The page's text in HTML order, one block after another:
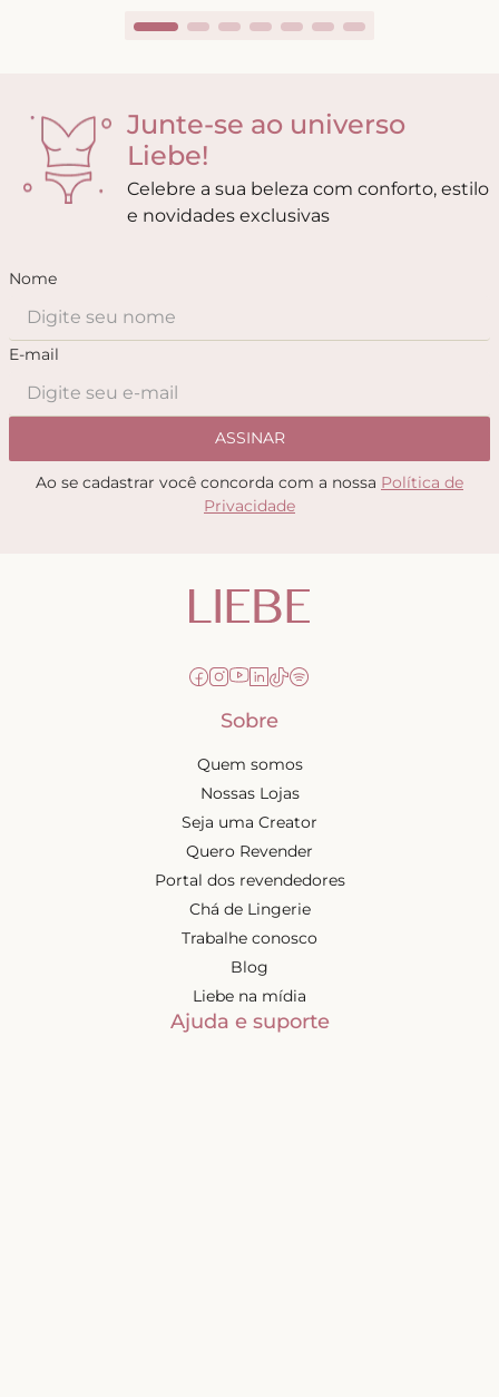
Junte-se ao universo
Liebe!
Celebre a sua beleza com conforto, estilo
e novidades exclusivas
Nome
E-mail
ASSINAR
Ao se cadastrar você concorda com a nossa Política de
Privacidade
Sobre
Quem somos
Nossas Lojas
Seja uma Creator
Quero Revender
Portal dos revendedores
Chá de Lingerie
Trabalhe conosco
Blog
Liebe na mídia
Ajuda e suporte